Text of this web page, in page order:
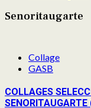
Senoritaugarte
Collage
GASB
COLLAGES